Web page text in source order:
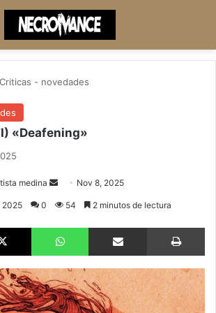
Criticas - novedades
«Deafening»
medina
Send Nov 8, 2025
2025 0 54 2 minutos de lectura
X WhatsApp Compartir via email